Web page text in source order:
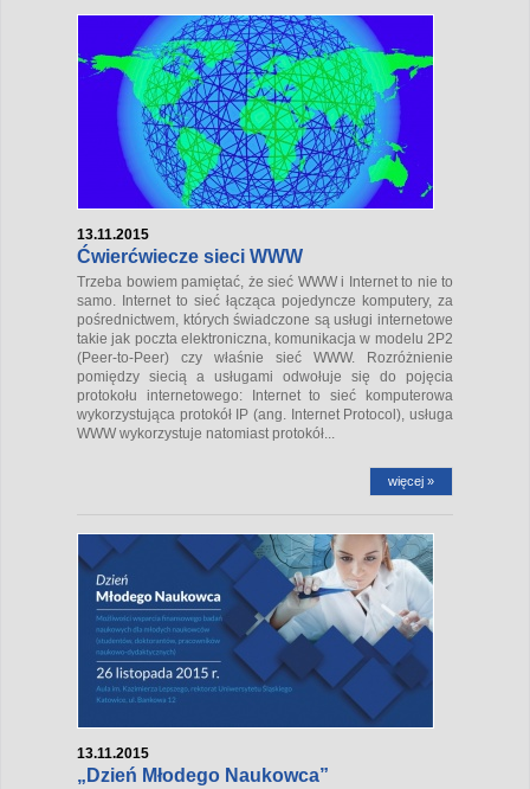
13.11.2015
Ćwierćwiecze sieci WWW
Trzeba bowiem pamiętać, że sieć WWW i Internet to nie to
samo. Internet to sieć łącząca pojedyncze komputery, za
pośrednictwem, których świadczone są usługi internetowe
takie jak poczta elektroniczna, komunikacja w modelu 2P2
(Peer-to-Peer) czy właśnie sieć WWW. Rozróżnienie
pomiędzy siecią a usługami odwołuje się do pojęcia
protokołu internetowego: Internet to sieć komputerowa
wykorzystująca protokół IP (ang. Internet Protocol), usługa
WWW wykorzystuje natomiast protokół...
więcej »
13.11.2015
„Dzień Młodego Naukowca”